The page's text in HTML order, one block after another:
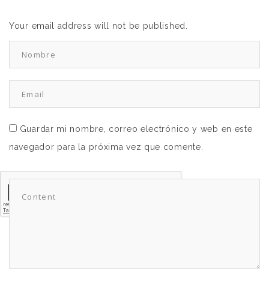
Your email address will not be published.
Guardar mi nombre, correo electrónico y web en este
navegador para la próxima vez que comente.